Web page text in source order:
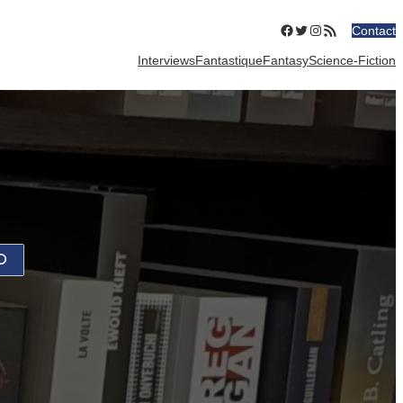
Facebook
Twitter
Instagram
Flux RSSContact
InterviewsFantastiqueFantasyScience-Fiction